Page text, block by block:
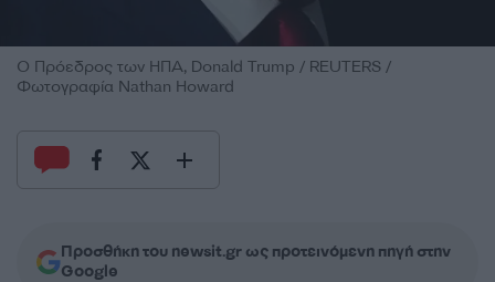
Ο Πρόεδρος των ΗΠΑ, Donald Trump / REUTERS /
Φωτογραφία Nathan Howard
Προσθήκη του newsit.gr ως προτεινόμενη πηγή στην
Google